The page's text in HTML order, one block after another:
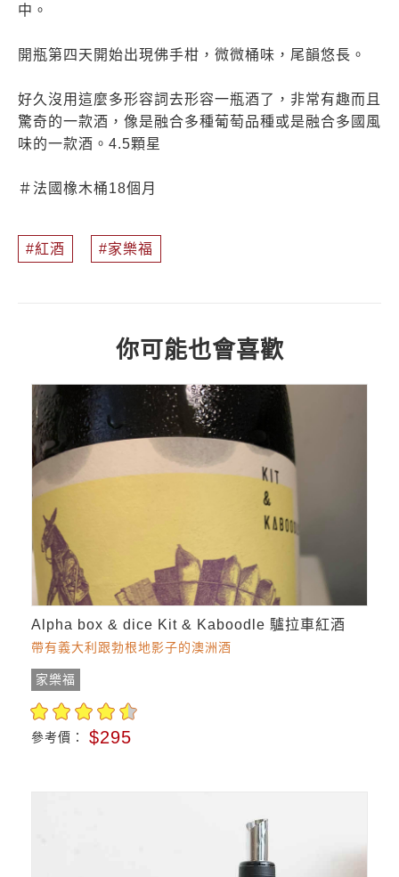
中。
開瓶第四天開始出現佛手柑，微微桶味，尾韻悠長。
好久沒用這麼多形容詞去形容一瓶酒了，非常有趣而且
驚奇的一款酒，像是融合多種葡萄品種或是融合多國風
味的一款酒。4.5顆星
＃法國橡木桶18個月
紅酒 家樂福
你可能也會喜歡
Alpha box & dice Kit & Kaboodle 驢拉車紅酒
帶有義大利跟勃根地影子的澳洲酒
家樂福
參考價： $295